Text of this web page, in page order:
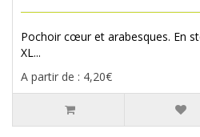
Pochoir cœur et arabesques. En
XL...
A partir de : 4,20€